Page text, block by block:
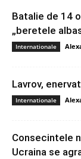
Batalie de 14
„beretele
Internationale
Lavrov,
Internationale
Consecintele
Ucraina se